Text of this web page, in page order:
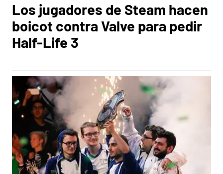
Los jugadores de Steam hacen
boicot contra Valve para pedir
Half-Life 3